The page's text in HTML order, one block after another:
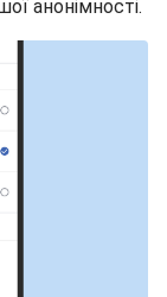
анонімності.